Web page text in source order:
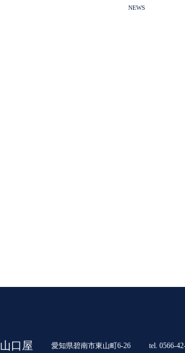
NEWS
山口屋 愛知県碧南市東山町6-26 tel. 0566-